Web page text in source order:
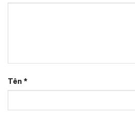
Tên *